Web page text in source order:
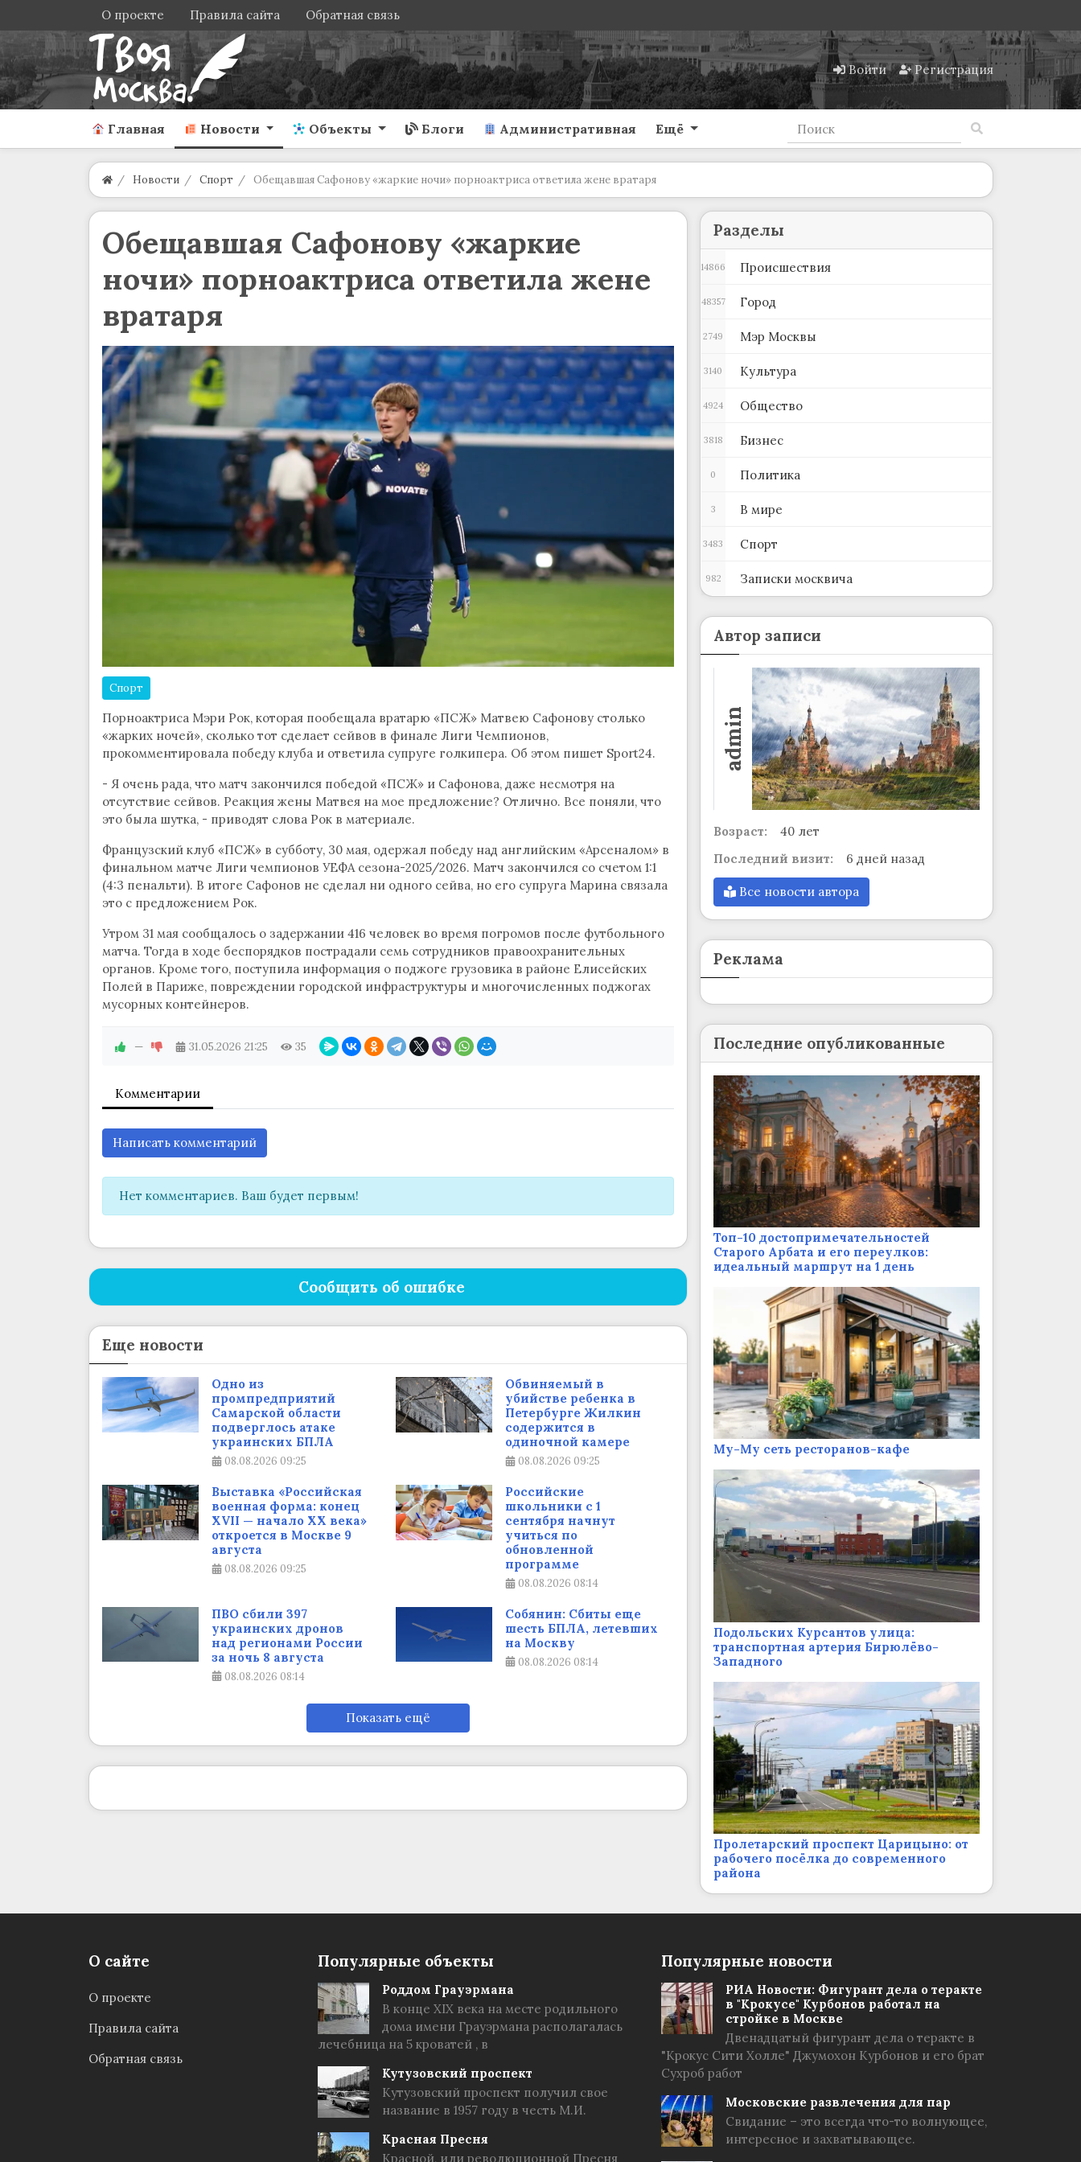
О проекте Правила сайта Обратная связь
Войти Регистрация
Главная Новости Объекты Блоги Административная Ещё
Новости Спорт Обещавшая Сафонову «жаркие ночи» порноактриса ответила жене вратаря
Обещавшая Сафонову «жаркие
ночи» порноактриса ответила жене
вратаря
Спорт
Порноактриса Мэри Рок, которая пообещала вратарю «ПСЖ» Матвею Сафонову столько
«жарких ночей», сколько тот сделает сейвов в финале Лиги Чемпионов,
прокомментировала победу клуба и ответила супруге голкипера. Об этом пишет Sport24.
- Я очень рада, что матч закончился победой «ПСЖ» и Сафонова, даже несмотря на
отсутствие сейвов. Реакция жены Матвея на мое предложение? Отлично. Все поняли, что
это была шутка, - приводят слова Рок в материале.
Французский клуб «ПСЖ» в субботу, 30 мая, одержал победу над английским «Арсеналом» в
финальном матче Лиги чемпионов УЕФА сезона-2025/2026. Матч закончился со счетом 1:1
(4:3 пенальти). В итоге Сафонов не сделал ни одного сейва, но его супруга Марина связала
это с предложением Рок.
Утром 31 мая сообщалось о задержании 416 человек во время погромов после футбольного
матча. Тогда в ходе беспорядков пострадали семь сотрудников правоохранительных
органов. Кроме того, поступила информация о поджоге грузовика в районе Елисейских
Полей в Париже, повреждении городской инфраструктуры и многочисленных поджогах
мусорных контейнеров.
— 31.05.2026 21:25 35
Комментарии
Написать комментарий
Нет комментариев. Ваш будет первым!
Сообщить об ошибке
Еще новости
Одно из
промпредприятий
Самарской области
подверглось атаке
украинских БПЛА
08.08.2026 09:25
Обвиняемый в
убийстве ребенка в
Петербурге Жилкин
содержится в
одиночной камере
08.08.2026 09:25
Выставка «Российская
военная форма: конец
XVII — начало XX века»
откроется в Москве 9
августа
08.08.2026 09:25
Российские
школьники с 1
сентября начнут
учиться по
обновленной
программе
08.08.2026 08:14
ПВО сбили 397
украинских дронов
над регионами России
за ночь 8 августа
08.08.2026 08:14
Собянин: Сбиты еще
шесть БПЛА, летевших
на Москву
08.08.2026 08:14
Показать ещё
Разделы
Происшествия
14866
Город
48357
Мэр Москвы
2749
Культура
3140
Общество
4924
Бизнес
3818
Политика
0
В мире
3
Спорт
3483
Записки москвича
982
Автор записи
admin
Возраст:
40 лет
Последний визит:
6 дней назад
Все новости автора
Реклама
Последние опубликованные
Топ-10 достопримечательностей
Старого Арбата и его переулков:
идеальный маршрут на 1 день
Му-Му сеть ресторанов-кафе
Подольских Курсантов улица:
транспортная артерия Бирюлёво-
Западного
Пролетарский проспект Царицыно: от
рабочего посёлка до современного
района
О сайте
О проекте
Правила сайта
Обратная связь
Популярные объекты
Роддом Грауэрмана
В конце XIX века на месте родильного
дома имени Грауэрмана располагалась
лечебница на 5 кроватей , в
Кутузовский проспект
Кутузовский проспект получил свое
название в 1957 году в честь М.И.
Красная Пресня
Красной, или революционной Пресня
Популярные новости
РИА Новости: Фигурант дела о теракте
в "Крокусе" Курбонов работал на
стройке в Москве
Двенадцатый фигурант дела о теракте в
"Крокус Сити Холле" Джумохон Курбонов и его брат
Сухроб работ
Московские развлечения для пар
Свидание – это всегда что-то волнующее,
интересное и захватывающее.